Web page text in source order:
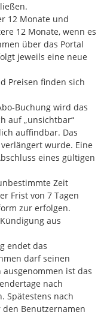
12 Monate und
12 Monate, wenn es
über das Portal
jeweils eine neue
Preisen finden sich
Buchung wird das
auf „unsichtbar“
auffindbar. Das
wurde. Eine
eines gültigen
Zeit
Frist von 7 Tagen
zur erfolgen.
aus
endet das
darf seinen
ist das
nach
Spätestens nach
Benutzernamen